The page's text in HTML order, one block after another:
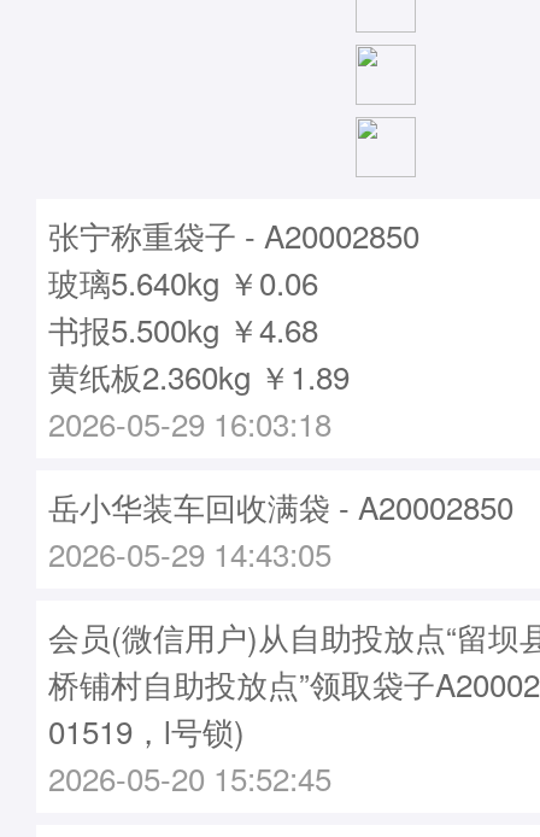
张宁称重袋子 - A20002850
玻璃5.640kg ￥0.06
书报5.500kg ￥4.68
黄纸板2.360kg ￥1.89
2026-05-29 16:03:18
岳小华装车回收满袋 - A20002850
2026-05-29 14:43:05
会员(微信用户)从自助投放点“留坝
桥铺村自助投放点”领取袋子
01519，l号锁)
2026-05-20 15:52:45